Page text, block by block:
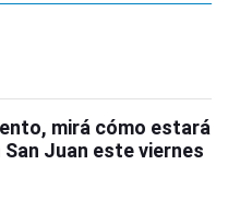
mirá cómo estará
Juan este viernes